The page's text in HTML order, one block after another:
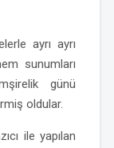
ayrı ayrı
sunumları
günü
oldular.
ile yapılan